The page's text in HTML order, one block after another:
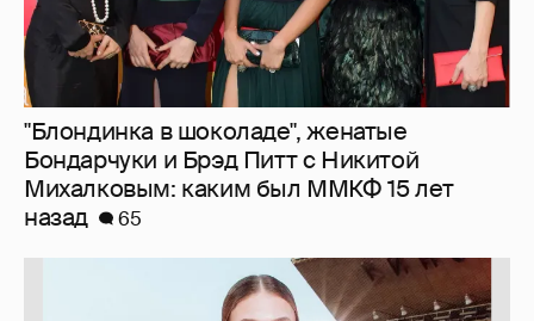
"Блондинка в шоколаде", женатые
Бондарчуки и Брэд Питт с Никитой
Михалковым: каким был ММКФ 15 лет
назад
65